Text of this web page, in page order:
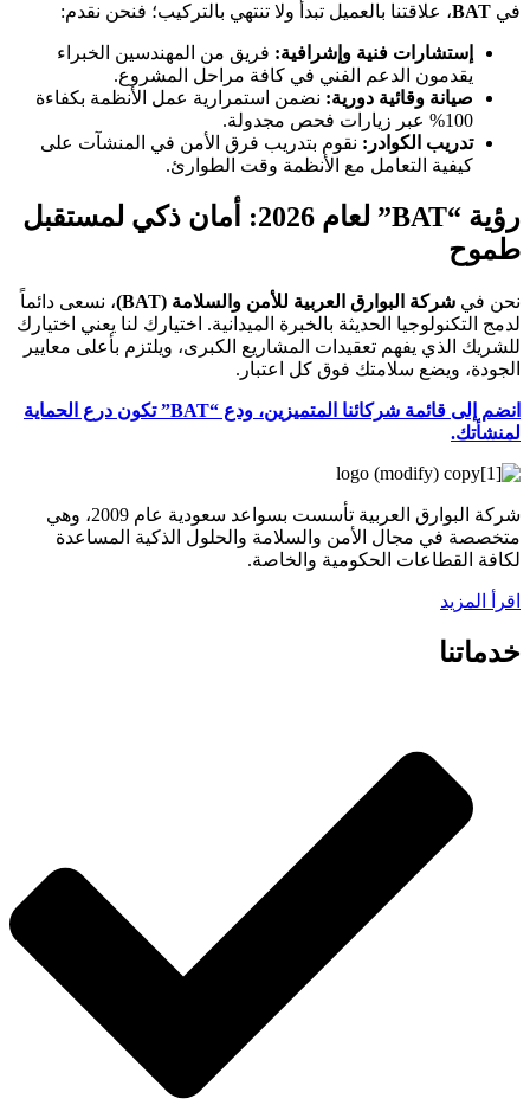
في BAT، علاقتنا بالعميل تبدأ ولا تنتهي بالتركيب؛ فنحن نقدم:
إستشارات فنية وإشرافية: فريق من المهندسين الخبراء
يقدمون الدعم الفني في كافة مراحل المشروع.
صيانة وقائية دورية: نضمن استمرارية عمل الأنظمة بكفاءة
100% عبر زيارات فحص مجدولة.
تدريب الكوادر: نقوم بتدريب فرق الأمن في المنشآت على
كيفية التعامل مع الأنظمة وقت الطوارئ.
رؤية “BAT” لعام 2026: أمان ذكي لمستقبل
طموح
نحن في شركة البوارق العربية للأمن والسلامة (BAT)
، نسعى دائماً
لدمج التكنولوجيا الحديثة بالخبرة الميدانية. اختيارك لنا يعني اختيارك
للشريك الذي يفهم تعقيدات المشاريع الكبرى، ويلتزم بأعلى معايير
الجودة، ويضع سلامتك فوق كل اعتبار.
انضم إلى قائمة شركائنا المتميزين، ودع “BAT” تكون درع الحماية
لمنشأتك.
شركة البوارق العربية تأسست بسواعد سعودية عام 2009، وهي
متخصصة في مجال الأمن والسلامة والحلول الذكية المساعدة
لكافة القطاعات الحكومية والخاصة.
اقرأ المزيد
خدماتنا